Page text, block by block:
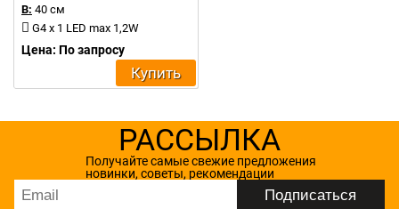
В: 40 см
G4 x 1 LED max 1,2W
Цена: По запросу
Купить
РАССЫЛКА
Получайте самые свежие предложения
новинки, советы, рекомендации